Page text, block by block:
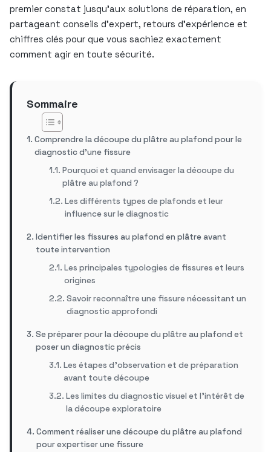
premier constat jusqu’aux solutions de réparation, en
partageant conseils d’expert, retours d’expérience et
chiffres clés pour que vous sachiez exactement
comment agir en toute sécurité.
Sommaire
Comprendre la découpe du plâtre au plafond pour le
diagnostic d’une fissure
Pourquoi et quand envisager la découpe du
plâtre au plafond ?
Les différents types de plafonds et leur
influence sur le diagnostic
Identifier les fissures au plafond en plâtre avant
toute intervention
Les principales typologies de fissures et leurs
origines
Savoir reconnaître une fissure nécessitant un
diagnostic approfondi
Se préparer pour la découpe du plâtre au plafond et
poser un diagnostic précis
Les étapes d’observation et de préparation
avant toute découpe
Les limites du diagnostic visuel et l’intérêt de
la découpe exploratoire
Comment réaliser une découpe du plâtre au plafond
pour expertiser une fissure